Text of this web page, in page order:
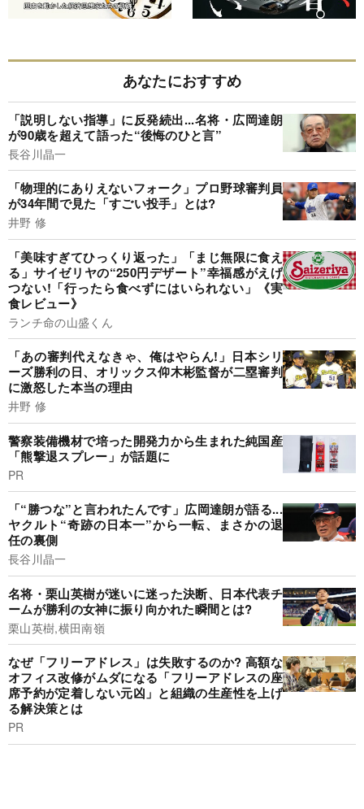
あなたにおすすめ
「説明しない指導」に反発続出...名将・広岡達朗
が90歳を超えて語った“後悔のひと言”
長谷川晶一
「物理的にありえないフォーク」プロ野球審判員
が34年間で見た「すごい投手」とは?
井野 修
「美味すぎてひっくり返った」「まじ無限に食え
る」サイゼリヤの“250円デザート”幸福感がえげ
つない!「行ったら食べずにはいられない」《実
食レビュー》
ランチ命の山盛くん
「あの審判代えなきゃ、俺はやらん!」日本シリ
ーズ勝利の日、オリックス仰木彬監督が二塁審判
に激怒した本当の理由
井野 修
警察装備機材で培った開発力から生まれた純国産
「熊撃退スプレー」が話題に
PR
「“勝つな”と言われたんです」広岡達朗が語る...
ヤクルト“奇跡の日本一”から一転、まさかの退
任の裏側
長谷川晶一
名将・栗山英樹が迷いに迷った決断、日本代表チ
ームが勝利の女神に振り向かれた瞬間とは?
栗山英樹,横田南嶺
なぜ「フリーアドレス」は失敗するのか? 高額な
オフィス改修がムダになる「フリーアドレスの座
席予約が定着しない元凶」と組織の生産性を上げ
る解決策とは
PR